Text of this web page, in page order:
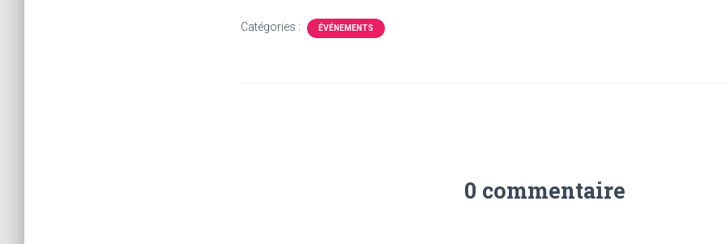
Catégories : ÉVÉNEMENTS
0 commentaire